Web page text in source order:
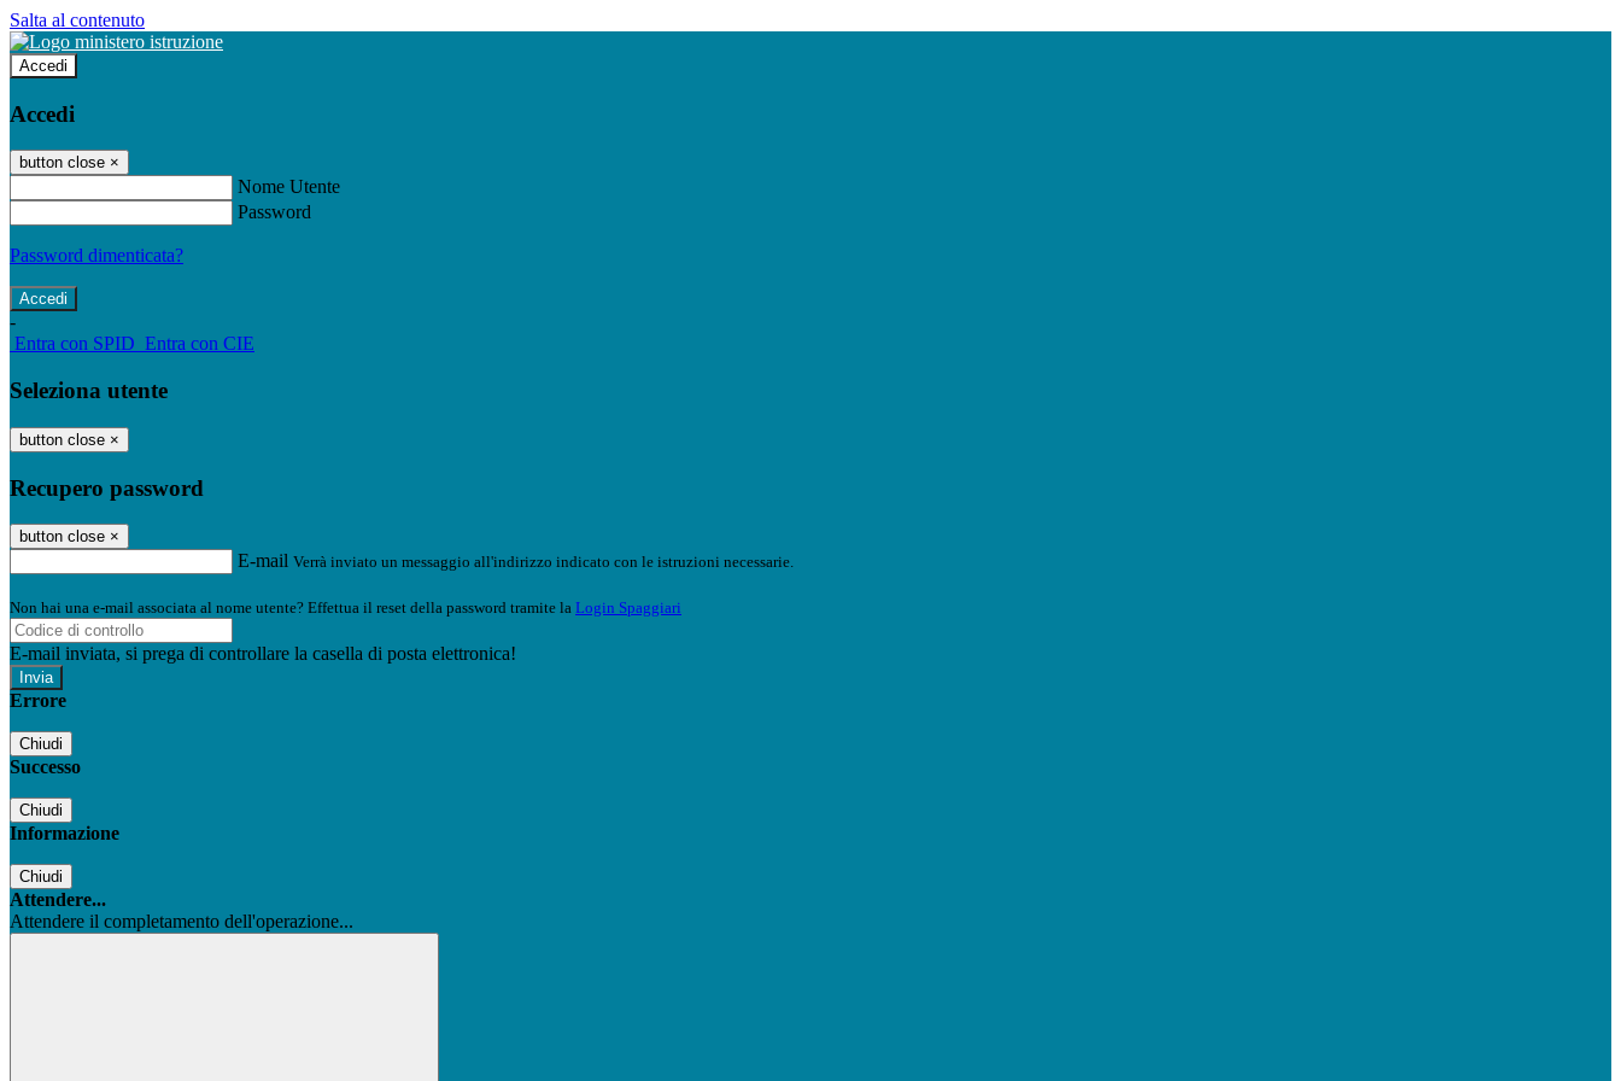
Salta al contenuto
Accedi
Accedi
button close ×
Nome Utente
Password
Password dimenticata?
-
Entra con SPID Entra con CIE
Seleziona utente
button close ×
Recupero password
button close ×
E-mail Verrà inviato un messaggio all'indirizzo indicato con le istruzioni necessarie.
Non hai una e-mail associata al nome utente? Effettua il reset della password tramite la Login Spaggiari
E-mail inviata, si prega di controllare la casella di posta elettronica!
Errore
Chiudi
Successo
Chiudi
Informazione
Chiudi
Attendere...
Attendere il completamento dell'operazione...